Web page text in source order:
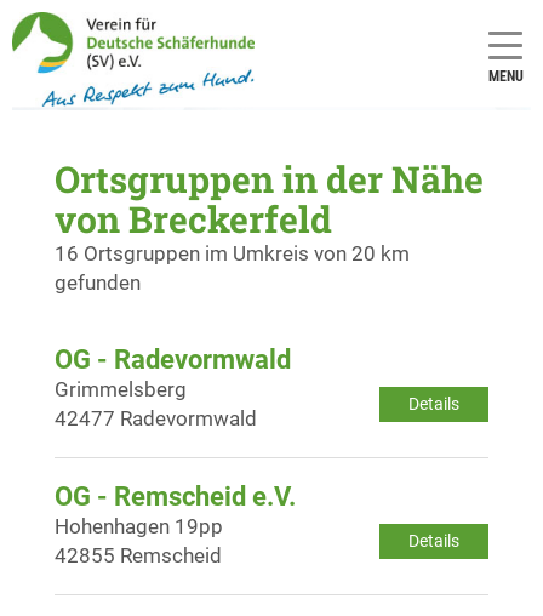
MENU
Ortsgruppen in der Nähe
von Breckerfeld
16 Ortsgruppen im Umkreis von 20 km
gefunden
OG - Radevormwald
Details
Grimmelsberg
42477 Radevormwald
OG - Remscheid e.V.
Details
Hohenhagen 19pp
42855 Remscheid